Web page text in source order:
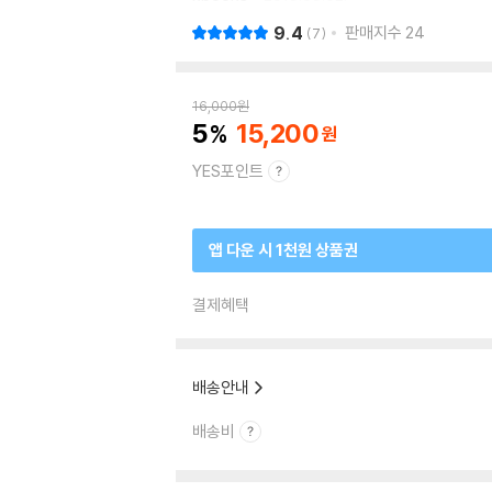
9.4 7 판매지수 24
16,000원
5 15,200
YES포인트
앱 다운 시 1천원 상품권
결제혜택
배송안내
배송비